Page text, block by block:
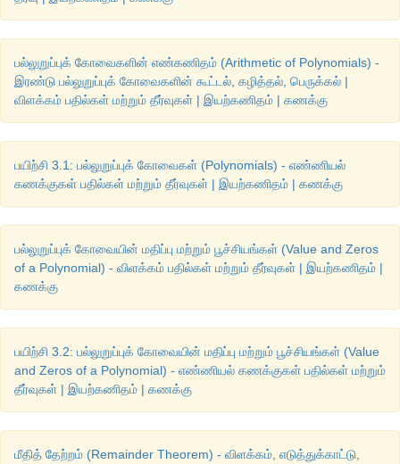
அமைத்தல் :
இரண்டாவது கூற்றின்படி, நீளமானது அகலத்தின் மூன்று
அதிகம் எனவே l = 3b+2        .... (2)
புள்ளிகள் : (2,8), (4,14), (5,17), (8,26)
பல்லுறுப்புக் கோவைகளின் எண்கணிதம் (Arithmetic of Polynomials) -
இரண்டு பல்லுறுப்புக் கோவைகளின் கூட்டல், கழித்தல், பெருக்கல் |
விளக்கம் பதில்கள் மற்றும் தீர்வுகள் | இயற்கணிதம் | கணக்கு
பயிற்சி 3.1: பல்லுறுப்புக் கோவைகள் (Polynomials) - எண்ணியல்
கணக்குகள் பதில்கள் மற்றும் தீர்வுகள் | இயற்கணிதம் | கணக்கு
பல்லுறுப்புக் கோவையின் மதிப்பு மற்றும் பூச்சியங்கள் (Value and Zeros
of a Polynomial) - விளக்கம் பதில்கள் மற்றும் தீர்வுகள் | இயற்கணிதம் |
கணக்கு
பயிற்சி 3.2: பல்லுறுப்புக் கோவையின் மதிப்பு மற்றும் பூச்சியங்கள் (Value
and Zeros of a Polynomial) - எண்ணியல் கணக்குகள் பதில்கள் மற்றும்
தீர்வுகள் | இயற்கணிதம் | கணக்கு
மீதித் தேற்றம் (Remainder Theorem) - விளக்கம், எடுத்துக்காட்டு,